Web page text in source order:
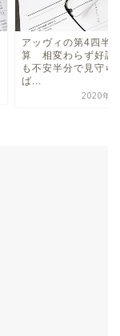
アッヴィの第4四半
算 相変わらず好調
も不安半分で見守ら
ば...
2020年2